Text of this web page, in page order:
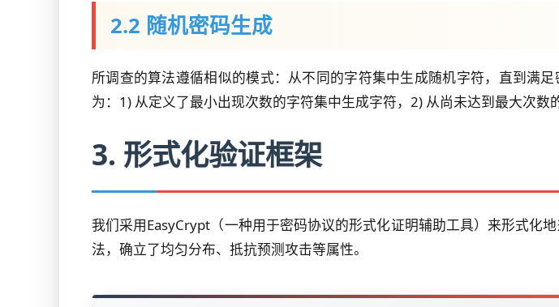
2.2 随机密码生成
所调查的算法遵循相似的模式：从不同的字符集中生成随机字符，直到满
为：1) 从定义了最小出现次数的字符集中生成字符，2) 从尚未达到最大次数
3. 形式化验证框架
我们采用EasyCrypt（一种用于密码协议的形式化证明辅助工具）来形式化
法，确立了均匀分布、抵抗预测攻击等属性。